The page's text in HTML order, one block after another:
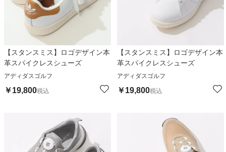
【スタンスミス】ロゴデザイン本
革スパイクレスシューズ
アディダスゴルフ
￥ 19,800税込
【スタンスミス】ロゴデザイン本
革スパイクレスシューズ
アディダスゴルフ
￥ 19,800税込